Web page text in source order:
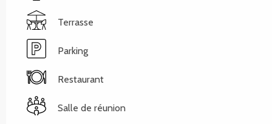
Terrasse
Parking
Restaurant
Salle de réunion